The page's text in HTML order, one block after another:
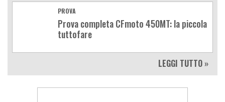
PROVA
Prova completa CFmoto 450MT: la piccola
tuttofare
LEGGI TUTTO »